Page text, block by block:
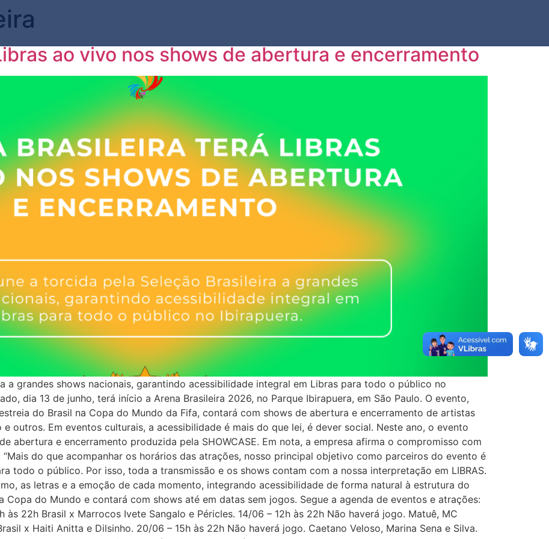
ao vivo nos shows de abertura e encerramento
a grandes shows nacionais, garantindo acessibilidade integral em Libras para todo o público no
dia 13 de junho, terá início a Arena Brasileira 2026, no Parque Ibirapuera, em São Paulo. O evento,
do Brasil na Copa do Mundo da Fifa, contará com shows de abertura e encerramento de artistas
outros. Em eventos culturais, a acessibilidade é mais do que lei, é dever social. Neste ano, o evento
abertura e encerramento produzida pela SHOWCASE. Em nota, a empresa afirma o compromisso com
do que acompanhar os horários das atrações, nosso principal objetivo como parceiros do evento é
todo o público. Por isso, toda a transmissão e os shows contam com a nossa interpretação em LIBRAS.
as letras e a emoção de cada momento, integrando acessibilidade de forma natural à estrutura do
Copa do Mundo e contará com shows até em datas sem jogos. Segue a agenda de eventos e atrações:
às 22h Brasil x Marrocos Ivete Sangalo e Péricles. 14/06 – 12h às 22h Não haverá jogo. Matuê, MC
x Haiti Anitta e Dilsinho. 20/06 – 15h às 22h Não haverá jogo. Caetano Veloso, Marina Sena e Silva.